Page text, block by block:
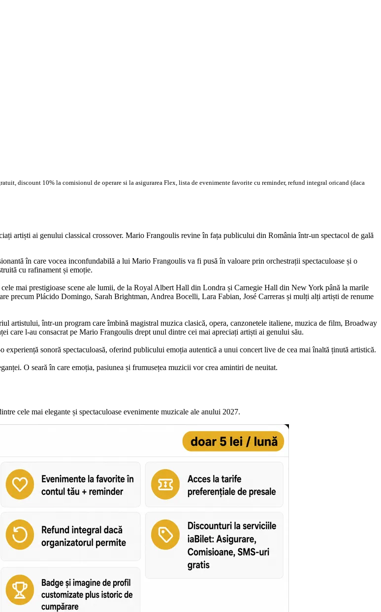
discount 10% la comisionul de operare si la asigurarea Flex, lista de evenimente favorite cu reminder, refund integral oricand (daca
artiști ai genului classical crossover. Mario Frangoulis revine în fața publicului din România într-un spectacol de gală
în care vocea inconfundabilă a lui Mario Frangoulis va fi pusă în valoare prin orchestrații spectaculoase și o
cu rafinament și emoție.
mai prestigioase scene ale lumii, de la Royal Albert Hall din Londra și Carnegie Hall din New York până la marile
precum Plácido Domingo, Sarah Brightman, Andrea Bocelli, Lara Fabian, José Carreras și mulți alți artiști de renume
artistului, într-un program care îmbină magistral muzica clasică, opera, canzonetele italiene, muzica de film, Broadway
care l-au consacrat pe Mario Frangoulis drept unul dintre cei mai apreciați artiști ai genului său.
sonoră spectaculoasă, oferind publicului emoția autentică a unui concert live de cea mai înaltă ținută artistică.
O seară în care emoția, pasiunea și frumusețea muzicii vor crea amintiri de neuitat.
cele mai elegante și spectaculoase evenimente muzicale ale anului 2027.